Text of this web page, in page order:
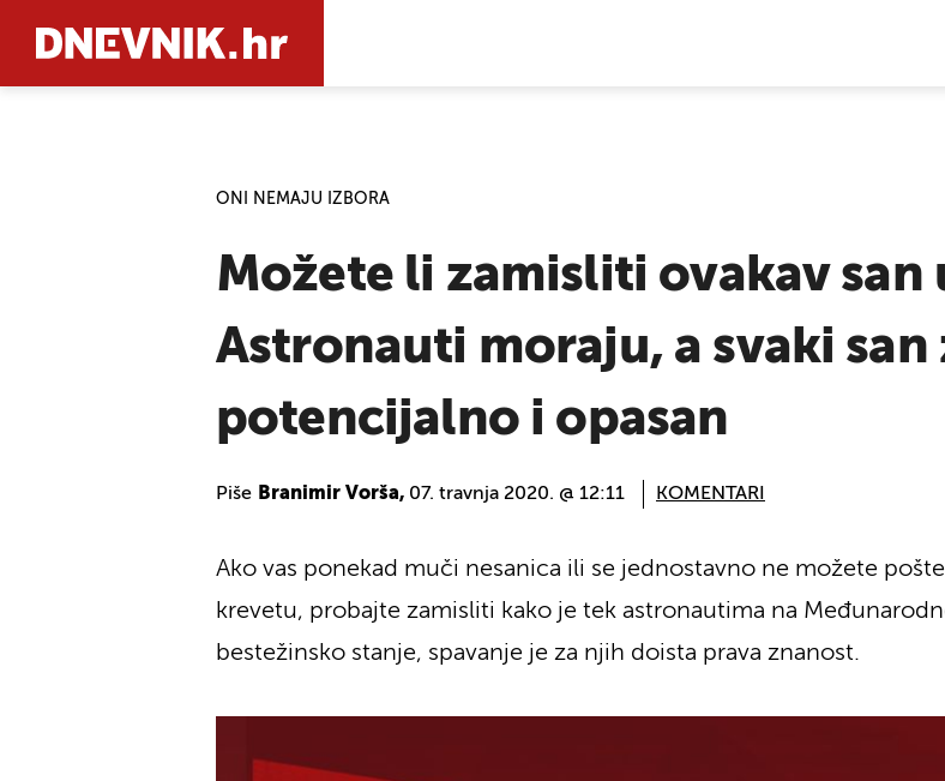
ONI NEMAJU IZBORA
Možete li zamisliti ovakav san
Astronauti moraju, a svaki san
potencijalno i opasan
Piše Branimir Vorša, 07. travnja 2020. @ 12:11 KOMENTARI
Ako vas ponekad muči nesanica ili se jednostavno ne možete
krevetu, probajte zamisliti kako je tek astronautima na
bestežinsko stanje, spavanje je za njih doista prava znanost.